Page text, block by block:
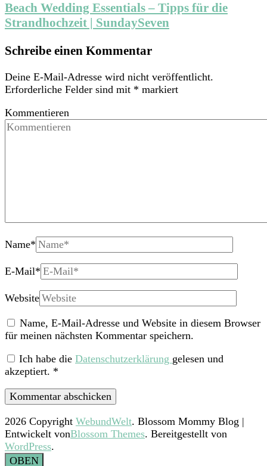
Beach Wedding Essentials – Tipps für die
Strandhochzeit | SundaySeven
Schreibe einen Kommentar
Deine E-Mail-Adresse wird nicht veröffentlicht.
Erforderliche Felder sind mit * markiert
Kommentieren
Name*
E-Mail*
Website
Name, E-Mail-Adresse und Website in diesem Browser
für meinen nächsten Kommentar speichern.
Ich habe die Datenschutzerklärung gelesen und
akzeptiert. *
2026 Copyright WebundWelt. Blossom Mommy Blog |
Entwickelt vonBlossom Themes. Bereitgestellt von
WordPress.
OBEN